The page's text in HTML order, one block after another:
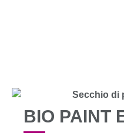
BIO PAINT